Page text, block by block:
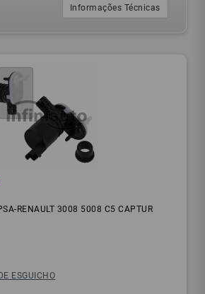
Informações Técnicas
RENAULT 3008 5008 C5 CAPTUR
ESGUICHO